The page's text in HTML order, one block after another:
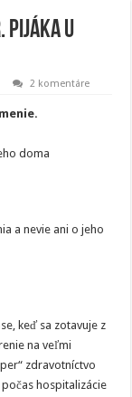
Pijáka u
2 komentáre
doma
a nevie ani o jeho
keď sa zotavuje z
na veľmi
zdravotníctvo
hospitalizácie